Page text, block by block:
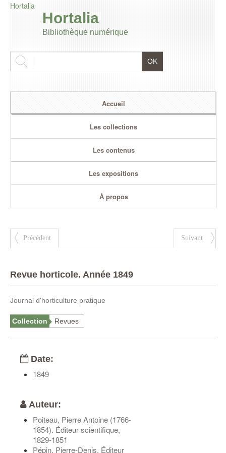
Hortalia
Hortalia
Bibliothèque numérique
Accueil
Les collections
Les contenus
Les expositions
À propos
Précédent Suivant
Revue horticole. Année 1849
Journal d'horticulture pratique
Collection Revues
Date:
1849
Auteur:
Poiteau, Pierre Antoine (1766-
1854). Éditeur scientifique,
1829-1851
Pépin, Pierre-Denis. Éditeur